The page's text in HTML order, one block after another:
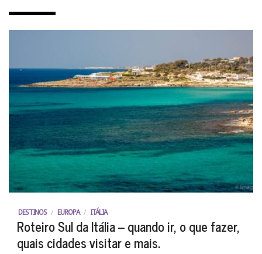
DESTINOS / EUROPA / ITÁLIA
Roteiro Sul da Itália – quando ir, o que fazer,
quais cidades visitar e mais.